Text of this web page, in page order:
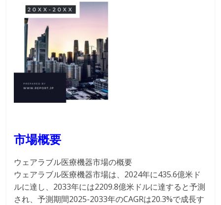
市場概要
ウェアラブル医療機器市場の概要
ウェアラブル医療機器市場は、2024年に435.6億米ド
ルに達し、2033年には2209.8億米ドルに達すると予測
され、予測期間2025-2033年のCAGRは20.3%で成長す